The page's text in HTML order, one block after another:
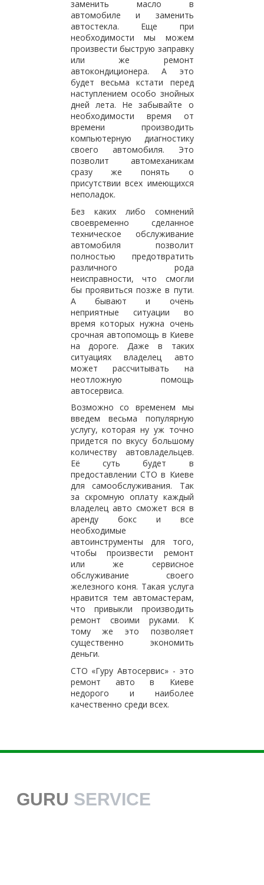
заменить масло в
автомобиле и заменить
автостекла. Еще при
необходимости мы можем
произвести быструю заправку
или же ремонт
автокондиционера. А это
будет весьма кстати перед
наступлением особо знойных
дней лета. Не забывайте о
необходимости время от
времени производить
компьютерную диагностику
своего автомобиля. Это
позволит автомеханикам
сразу же понять о
присутствии всех имеющихся
неполадок.
Без каких либо сомнений
своевременно сделанное
техническое обслуживание
автомобиля позволит
полностью предотвратить
различного рода
неисправности, что смогли
бы проявиться позже в пути.
А бывают и очень
неприятные ситуации во
время которых нужна очень
срочная автопомощь в Киеве
на дороге. Даже в таких
ситуациях владелец авто
может рассчитывать на
неотложную помощь
автосервиса.
Возможно со временем мы
введем весьма популярную
услугу, которая ну уж точно
придется по вкусу большому
количеству автовладельцев.
Её суть будет в
предоставлении СТО в Киеве
для самообслуживания. Так
за скромную оплату каждый
владелец авто сможет вся в
аренду бокс и все
необходимые
автоинструменты для того,
чтобы произвести ремонт
или же сервисное
обслуживание своего
железного коня. Такая услуга
нравится тем автомастерам,
что привыкли производить
ремонт своими руками. К
тому же это позволяет
существенно экономить
деньги.
СТО «Гуру Автосервис» - это
ремонт авто в Киеве
недорого и наиболее
качественно среди всех.
GURU SERVICE